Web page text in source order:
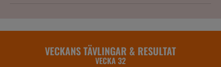
VECKANS TÄVLINGAR & RESULTAT
VECKA 32